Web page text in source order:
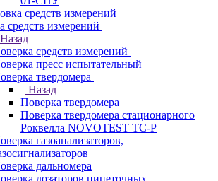
средств измерений
средств измерений
Назад
средств измерений
пресс испытательный
твердомера
Назад
Поверка твердомера
Поверка твердомера стационарного
Роквелла NOVOTEST TС-Р
газоанализаторов,
дальномера
дозаторов пипеточных